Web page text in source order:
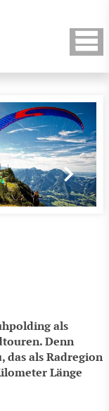
als
Denn
das als Radregion
Länge